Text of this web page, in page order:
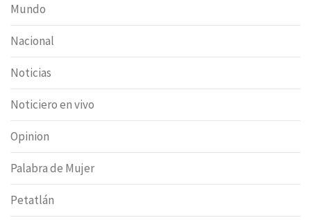
Mundo
Nacional
Noticias
Noticiero en vivo
Opinion
Palabra de Mujer
Petatlán